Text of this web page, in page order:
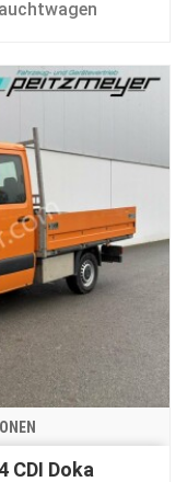
CDI Doka